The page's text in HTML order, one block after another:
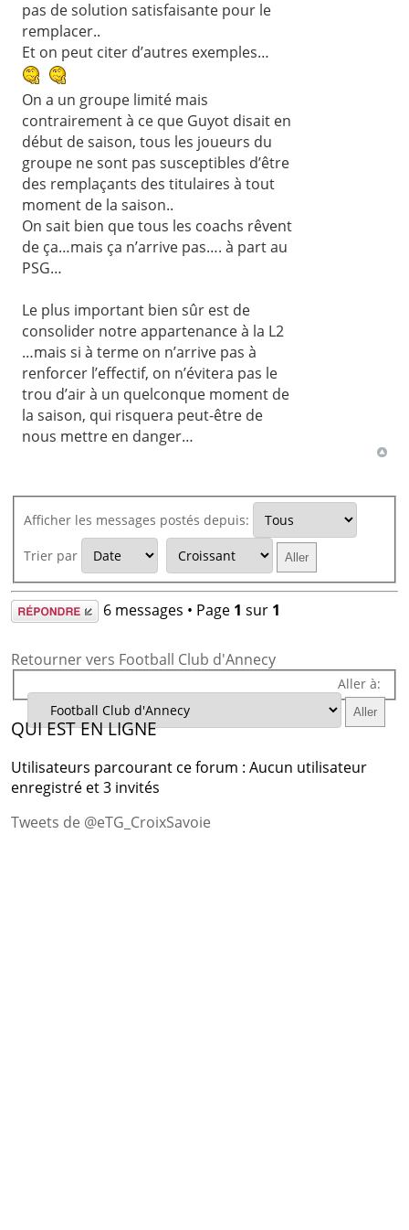
pas de solution satisfaisante pour le
remplacer..
Et on peut citer d’autres exemples…
On a un groupe limité mais
contrairement à ce que Guyot disait en
début de saison, tous les joueurs du
groupe ne sont pas susceptibles d’être
des remplaçants des titulaires à tout
moment de la saison..
On sait bien que tous les coachs rêvent
de ça…mais ça n’arrive pas…. à part au
PSG…
Le plus important bien sûr est de
consolider notre appartenance à la L2
…mais si à terme on n’arrive pas à
renforcer l’effectif, on n’évitera pas le
trou d’air à un quelconque moment de
la saison, qui risquera peut-être de
nous mettre en danger…
Afficher les messages postés depuis:
Trier par
Répondre 6 messages • Page 1 sur 1
Retourner vers Football Club d'Annecy
Aller à:
QUI EST EN LIGNE
Utilisateurs parcourant ce forum : Aucun utilisateur
enregistré et 3 invités
Tweets de @eTG_CroixSavoie